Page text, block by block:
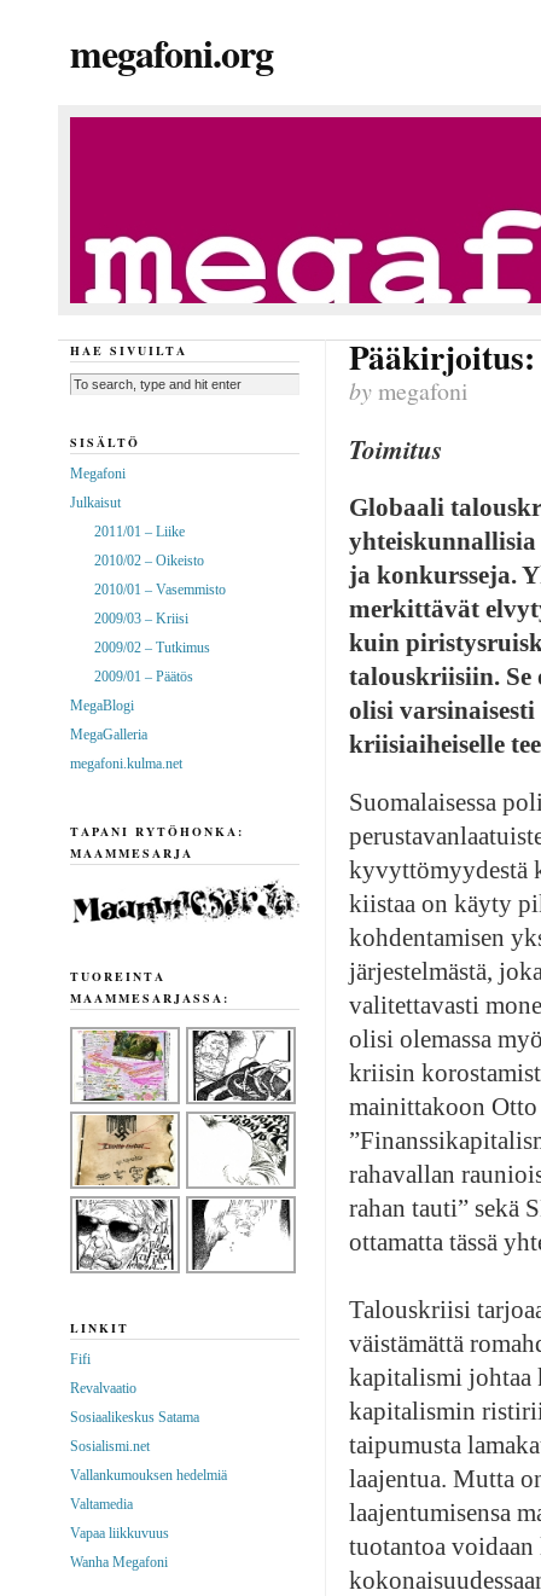
megafoni.org
Pääkirjoitus:
bymegafoni
Toimitus
Globaali
ja konkursseja.
merkittävät
kuin
talouskriisiin. Se
olisi
kriisiaiheiselle
Suomalaisessa
kyvyttömyydestä
kiistaa on käyty
kohdentamisen
järjestelmästä,
valitettavasti
olisi olemassa
kriisin
mainittakoon
rahavallan
rahan tauti” sekä
ottamatta tässä
Talouskriisi
väistämättä
kapitalismi johtaa
kapitalismin
taipumusta
laajentua. Mutta
laajentumisensa
tuotantoa voidaan
HAE SIVUILTA
SISÄLTÖ
Megafoni
Julkaisut
2011/01 – Liike
2010/02 – Oikeisto
2010/01 – Vasemmisto
2009/03 – Kriisi
2009/02 – Tutkimus
2009/01 – Päätös
MegaBlogi
MegaGalleria
megafoni.kulma.net
TAPANI RYTÖHONKA:
MAAMMESARJA
TUOREINTA
MAAMMESARJASSA:
LINKIT
Fifi
Revalvaatio
Sosiaalikeskus Satama
Sosialismi.net
Vallankumouksen hedelmiä
Valtamedia
Vapaa liikkuvuus
Wanha Megafoni